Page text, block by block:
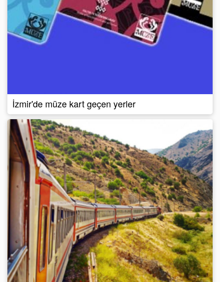
İzmir'de müze kart geçen yerler